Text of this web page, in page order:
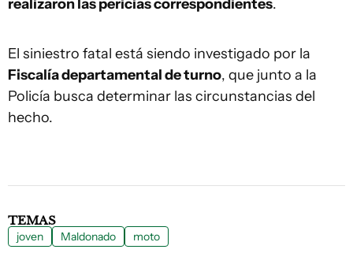
realizaron las pericias correspondientes.
El siniestro fatal está siendo investigado por la
Fiscalía departamental de turno, que junto a la
Policía busca determinar las circunstancias del
hecho.
TEMAS
joven Maldonado moto